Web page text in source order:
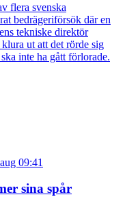
flera svenska
bedrägeriförsök där en
tekniske direktör
ut att det rörde sig
inte ha gått förlorade.
09:41
sina spår